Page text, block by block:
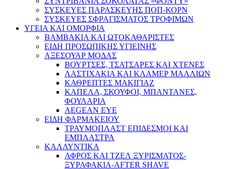
ΣΥΣΚΕΥΕΣ ΠΑΡΑΣΚΕΥΗΣ ΠΟΠ-ΚΟΡΝ
ΣΥΣΚΕΥΕΣ ΣΦΡΑΓΙΣΜΑΤΟΣ ΤΡΟΦΙΜΩΝ
ΥΓΕΙΑ ΚΑΙ ΟΜΟΡΦΙΑ
ΒΑΜΒΑΚΙΑ ΚΑΙ ΩΤΟΚΑΘΑΡΙΣΤΕΣ
ΕΙΔΗ ΠΡΟΣΩΠΙΚΗΣ ΥΓΙΕΙΝΗΣ
ΑΞΕΣΟΥΑΡ ΜΟΔΑΣ
ΒΟΥΡΤΣΕΣ, ΤΣΑΤΣΑΡΕΣ ΚΑΙ ΧΤΕΝΕΣ
ΛΑΣΤΙΧΑΚΙΑ ΚΑΙ ΚΛΑΜΕΡ ΜΑΛΛΙΩΝ
ΚΑΘΡΕΠΤΕΣ ΜΑΚΙΓΙΑΖ
ΚΑΠΕΛΑ, ΣΚΟΥΦΟΙ, ΜΠΑΝΤΑΝΕΣ,
ΦΟΥΛΑΡΙΑ
AEGEAN EYE
ΕΙΔΗ ΦΑΡΜΑΚΕΙΟΥ
ΤΡΑΥΜΟΠΛΑΣΤ ΕΠΙΔΕΣΜΟΙ ΚΑΙ
ΕΜΠΛΑΣΤΡΑ
ΚΑΛΛΥΝΤΙΚΑ
ΑΦΡΟΣ ΚΑΙ ΤΖΕΛ ΞΥΡΙΣΜΑΤΟΣ-
ΞΥΡΑΦΑΚΙΑ-AFTER SHAVE